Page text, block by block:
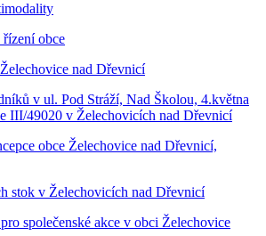
řízení obce
nad Dřevnicí
v ul. Pod Stráží, Nad Školou, 4.května
III/49020 v Želechovicích nad Dřevnicí
obce Želechovice nad Dřevnicí,
stok v Želechovicích nad Dřevnicí
společenské akce v obci Želechovice